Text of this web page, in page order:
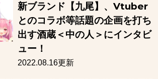
新ブランド【九尾】、Vtuber
とのコラボ等話題の企画を打ち
出す酒蔵＜中の人＞にインタビ
ュー！
2022.08.16更新